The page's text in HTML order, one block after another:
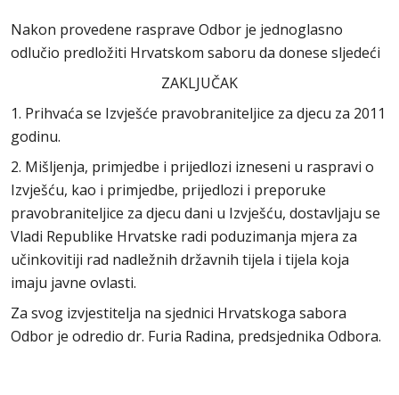
Nakon provedene rasprave Odbor je jednoglasno
odlučio predložiti Hrvatskom saboru da donese sljedeći
ZAKLJUČAK
1. Prihvaća se Izvješće pravobraniteljice za djecu za 2011
godinu.
2. Mišljenja, primjedbe i prijedlozi izneseni u raspravi o
Izvješću, kao i primjedbe, prijedlozi i preporuke
pravobraniteljice za djecu dani u Izvješću, dostavljaju se
Vladi Republike Hrvatske radi poduzimanja mjera za
učinkovitiji rad nadležnih državnih tijela i tijela koja
imaju javne ovlasti.
Za svog izvjestitelja na sjednici Hrvatskoga sabora
Odbor je odredio dr. Furia Radina, predsjednika Odbora.